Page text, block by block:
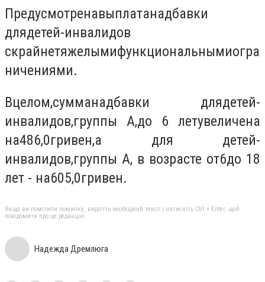
Предусмотренавыплатанадбавки
длядетей-инвалидов
скрайнетяжелымифункциональнымиогра
ничениями.
Вцелом,сумманадбавки длядетей-
инвалидов,группы А,до 6 летувеличена
на486,0гривен,а для детей-
инвалидов,группы А, в возрасте от6до 18
лет - на605,0гривен.
Якщо ви помітили помилку, виділіть необхідний текст і натисніть Ctrl + Enter, щоб
повідомити про це редакцію
Надежда Дремлюга